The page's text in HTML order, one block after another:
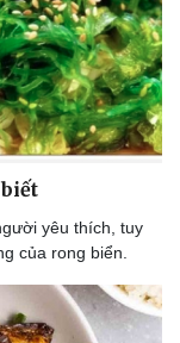
số yêu thích, tuy
của rong biển.